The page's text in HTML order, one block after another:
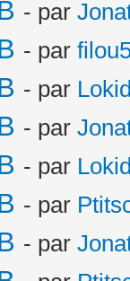
- par
- par
- par
- par
- par
- par
- par